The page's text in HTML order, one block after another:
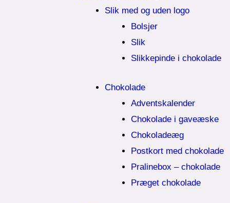
Slik med og uden logo
Bolsjer
Slik
Slikkepinde i chokolade
Chokolade
Adventskalender
Chokolade i gaveæske
Chokoladeæg
Postkort med chokolade
Pralinebox – chokolade
Præget chokolade